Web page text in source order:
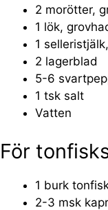
2 morötter,
1 lök,
1
2 lagerblad
5-6
1 tsk salt
Vatten
För
1 burk
2-3 msk